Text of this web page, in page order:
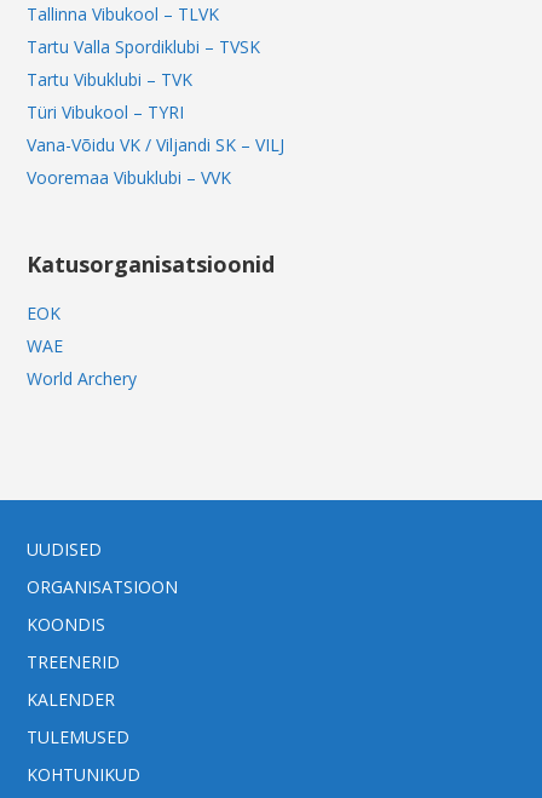
Tallinna Vibukool – TLVK
Tartu Valla Spordiklubi – TVSK
Tartu Vibuklubi – TVK
Türi Vibukool – TYRI
Vana-Võidu VK / Viljandi SK – VILJ
Vooremaa Vibuklubi – VVK
Katusorganisatsioonid
EOK
WAE
World Archery
UUDISED
ORGANISATSIOON
KOONDIS
TREENERID
KALENDER
TULEMUSED
KOHTUNIKUD